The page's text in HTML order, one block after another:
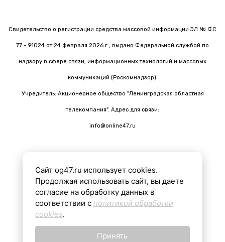
Свидетельство о регистрации средства массовой информации ЭЛ № ФС
77 - 91024 от 24 февраля 2026 г., выдано Федеральной службой по
надзору в сфере связи, информационных технологий и массовых
коммуникаций (Роскомнадзор).
Учредитель: Акционерное общество "Ленинградская областная
телекомпания". Адрес для связи:
info@online47.ru
Все материалы на сайте подготовлены с помощью ИИ
16+
Сайт og47.ru использует cookies.
Продолжая использовать сайт, вы даете
согласие на обработку данных в
соответствии с политикой обработки
cookies.
Принять